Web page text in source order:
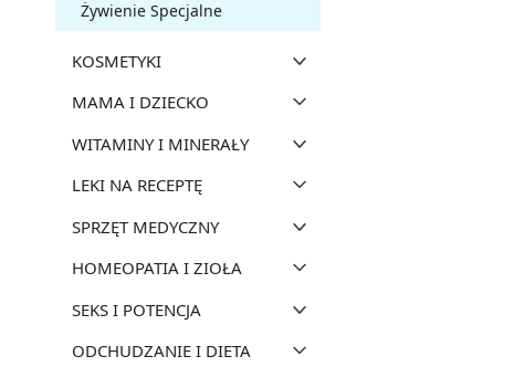
Żywienie Specjalne
KOSMETYKI
MAMA I DZIECKO
WITAMINY I MINERAŁY
LEKI NA RECEPTĘ
SPRZĘT MEDYCZNY
HOMEOPATIA I ZIOŁA
SEKS I POTENCJA
ODCHUDZANIE I DIETA